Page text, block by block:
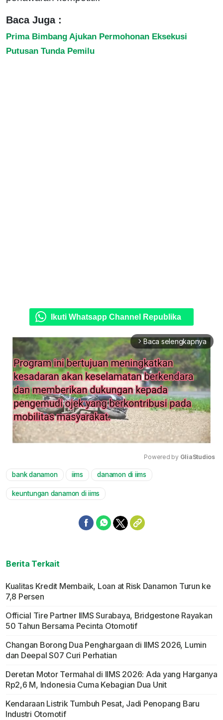
Baca Juga :
Prima Bimbang Ajukan Permohonan Eksekusi
Putusan Tunda Pemilu
Ikuti Whatsapp Channel Republika
arrow_forward_ios Baca selengkapnya
Powered by GliaStudios
bank danamon iims danamon di iims
keuntungan danamon di iims
Berita Terkait
Kualitas Kredit Membaik, Loan at Risk Danamon Turun ke
7,8 Persen
Official Tire Partner IIMS Surabaya, Bridgestone Rayakan
50 Tahun Bersama Pecinta Otomotif
Changan Borong Dua Penghargaan di IIMS 2026, Lumin
dan Deepal S07 Curi Perhatian
Deretan Motor Termahal di IIMS 2026: Ada yang Harganya
Rp2,6 M, Indonesia Cuma Kebagian Dua Unit
Kendaraan Listrik Tumbuh Pesat, Jadi Penopang Baru
Industri Otomotif